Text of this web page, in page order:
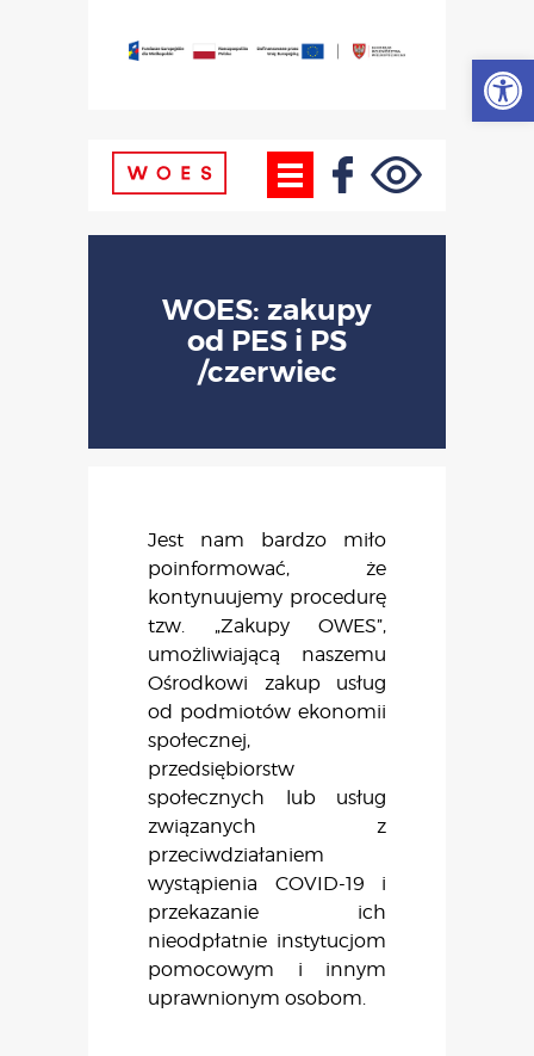
WOES: zakupy
od PES i PS
/czerwiec
Jest nam bardzo miło
poinformować, że
kontynuujemy procedurę
tzw. „Zakupy OWES”,
umożliwiającą naszemu
Ośrodkowi zakup usług
od podmiotów ekonomii
społecznej,
przedsiębiorstw
społecznych lub usług
związanych z
przeciwdziałaniem
wystąpienia COVID-19 i
przekazanie ich
nieodpłatnie instytucjom
pomocowym i innym
uprawnionym osobom.